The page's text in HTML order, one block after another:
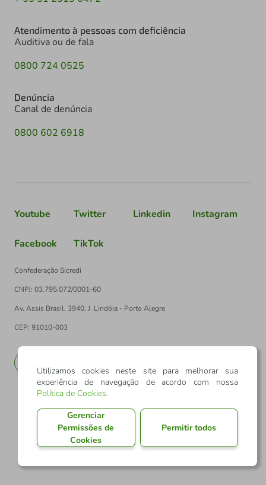
Atendimento à pessoas com deficiência
Auditiva ou de fala
0800 724 0525
Denúncia
Canal de denúncia
0800 602 6918
Youtube Twitter Linkedin Instagram
Facebook TikTok
Confederação Sicredi
CNPJ: 03.795.072/0001-60
Av. Assis Brasil, 3940, J. Lindóia - Porto Alegre
CEP: 91010-003
Utilizamos cookies neste site para melhorar sua
experiência de navegação de acordo com nossa
Política de Cookies.
Gerenciar
Permissões de
Cookies
Permitir todos